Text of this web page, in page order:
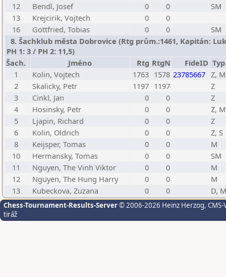
12
Bendl, Josef 0 0
SM
13
Krejcirik, Vojtech 0
0
16
Gottfried, Tobias 0 0
SM
8. Šachklub města Dobrovice (Rtg prům.:1461, Kapitán:
PH 1: 3 / PH 2: 11,5)
Šach.
Jméno Rtg RtgN FideID Typ
1
Kolin, Vojtech 1763 1578 23785667 Z, M
2
Skalicky, Petr 1197 1197
Z
3
Cinkl, Jan 0 0
Z
4
Hosinsky, Petr 0 0
Z, M
5
Ljapin, Richard 0 0
Z
6
Kolin, Oldrich 0 0
Z, S
8
Keijsper, Tomas 0 0
M
10
Hermansky, Tomas 0 0
SM
11
Nguyen, The Vinh Viktor 0 0
M
12
Nguyen, The Hung Harry 0 0
M
13
Kubeckova, Zuzana 0 0 D, M
Chess-Tournament-Results-Server© 2006-2026 Heinz Herzog,
tiráž